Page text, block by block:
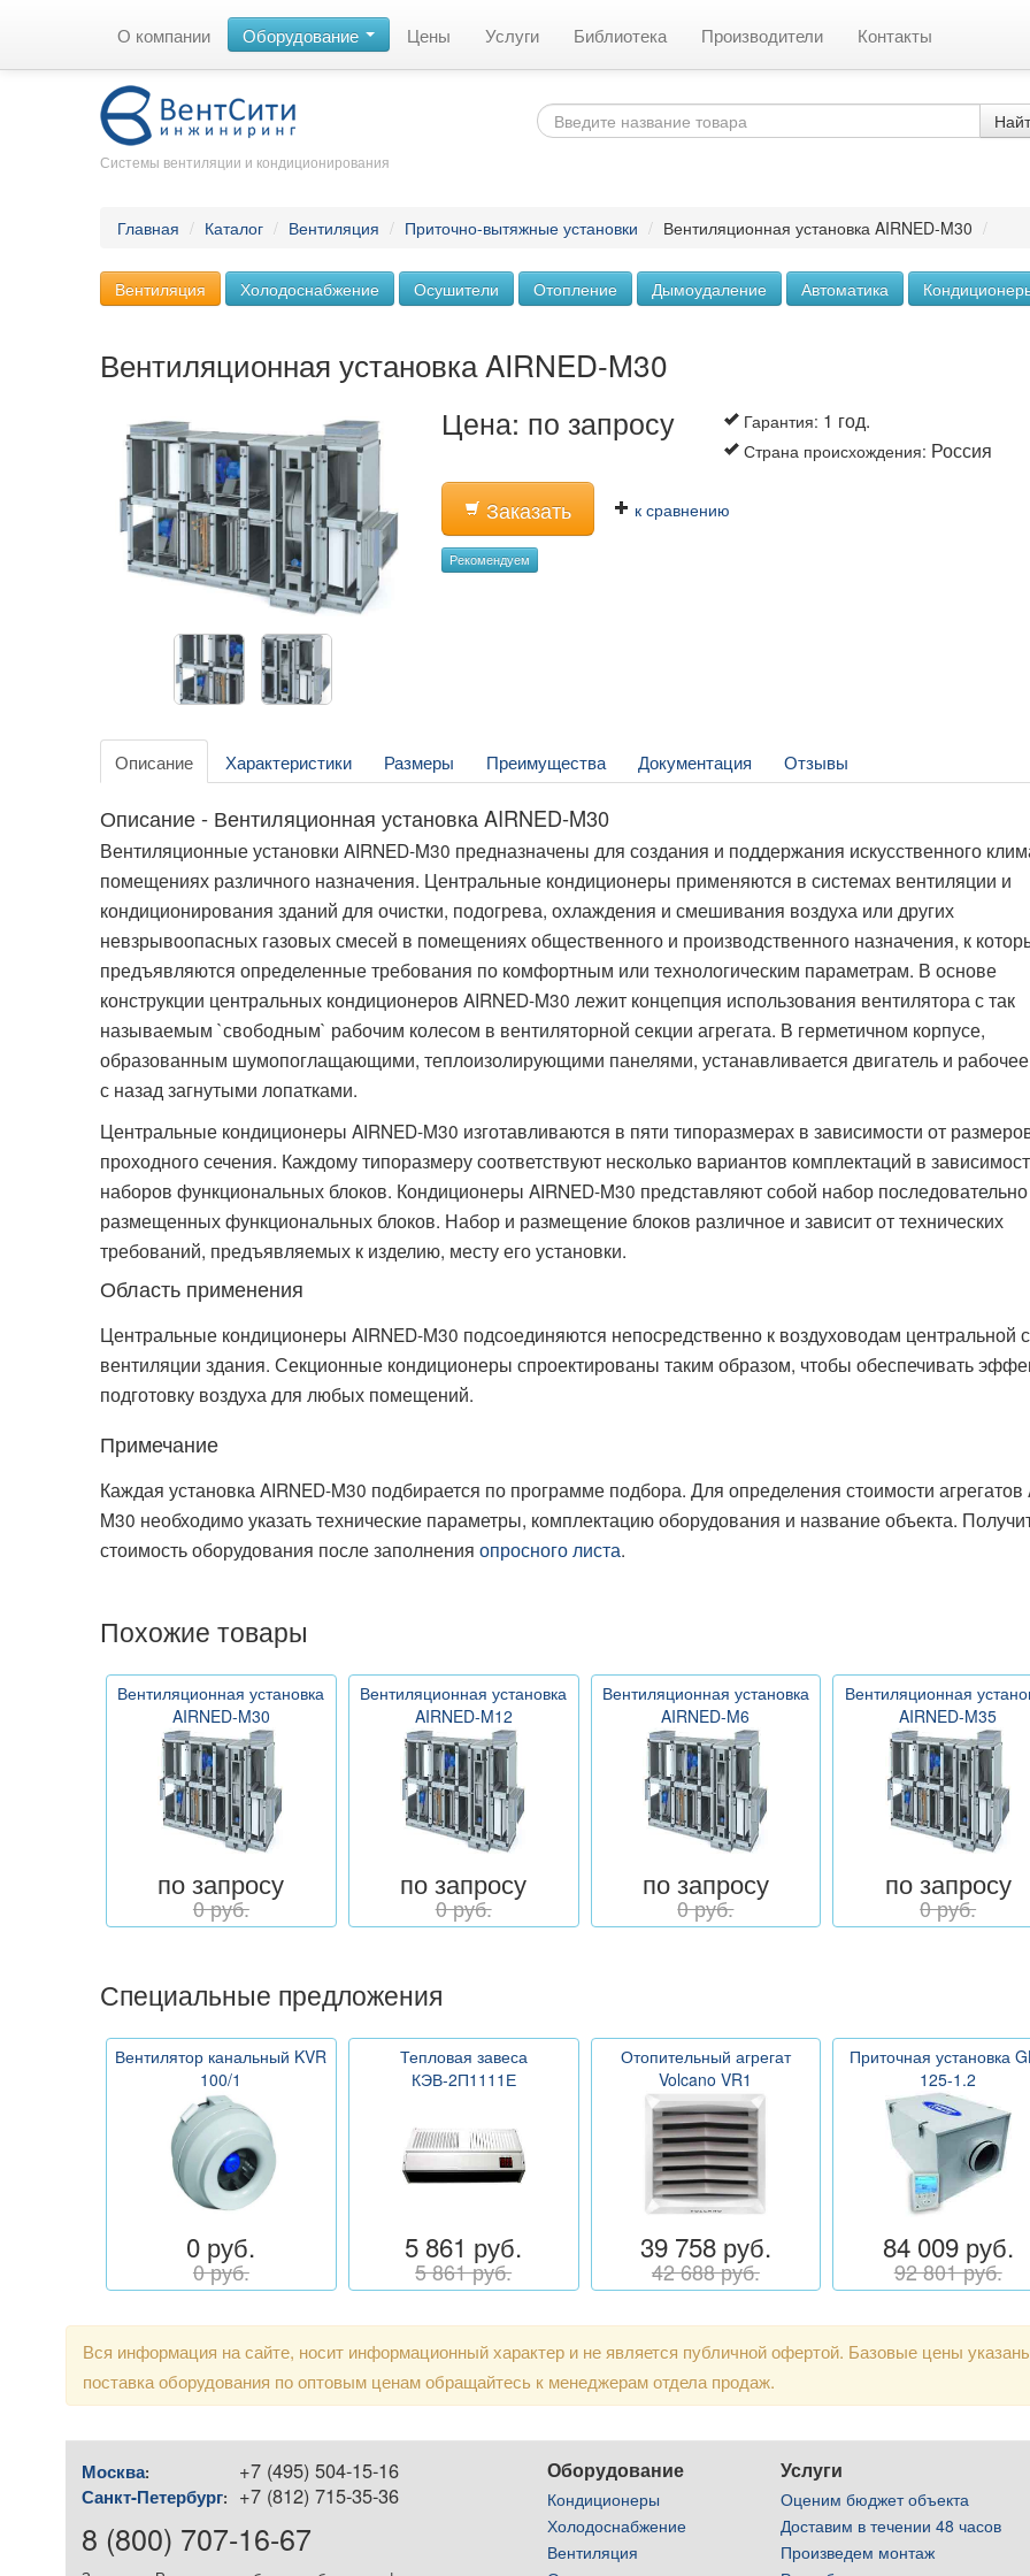
О компании Оборудование Цены Услуги Библиотека Производители Контакты
Системы вентиляции и кондиционирования
Главная / Каталог / Вентиляция / Приточно-вытяжные установки / Вентиляционная установка AIRNED-M30 /
Вентиляция Холодоснабжение Осушители Отопление Дымоудаление Автоматика
Вентиляционная установка AIRNED-M30
Цена: по запросу Гарантия: 1 год.
Страна происхождения: Россия
Заказать к сравнению
Рекомендуем
Описание Характеристики Размеры Преимущества Документация Отзывы
Описание - Вентиляционная установка AIRNED-M30
Вентиляционные установки AIRNED-M30 предназначены для создания и поддержания искусственного
помещениях различного назначения. Центральные кондиционеры применяются в системах вентиляции и
кондиционирования зданий для очистки, подогрева, охлаждения и смешивания воздуха или других
невзрывоопасных газовых смесей в помещениях общественного и производственного назначения, к
предъявляются определенные требования по комфортным или технологическим параметрам. В основе
конструкции центральных кондиционеров AIRNED-M30 лежит концепция использования вентилятора с так
называемым `свободным` рабочим колесом в вентиляторной секции агрегата. В герметичном корпусе,
образованным шумопоглащающими, теплоизолирующими панелями, устанавливается двигатель и
с назад загнутыми лопатками.
Центральные кондиционеры AIRNED-M30 изготавливаются в пяти типоразмерах в зависимости от
проходного сечения. Каждому типоразмеру соответствуют несколько вариантов комплектаций в
наборов функциональных блоков. Кондиционеры AIRNED-M30 представляют собой набор последовательно
размещенных функциональных блоков. Набор и размещение блоков различное и зависит от технических
требований, предъявляемых к изделию, месту его установки.
Область применения
Центральные кондиционеры AIRNED-M30 подсоединяются непосредственно к воздуховодам центральной
вентиляции здания. Секционные кондиционеры спроектированы таким образом, чтобы обеспечивать
подготовку воздуха для любых помещений.
Примечание
Каждая установка AIRNED-M30 подбирается по программе подбора. Для определения стоимости агрегатов
M30 необходимо указать технические параметры, комплектацию оборудования и название объекта.
стоимость оборудования после заполнения опросного листа.
Похожие товары
Вентиляционная установка
AIRNED-M30
по запросу
0 руб.
Вентиляционная установка
AIRNED-M12
по запросу
0 руб.
Вентиляционная установка
AIRNED-M6
по запросу
0 руб.
Вентиляционная
AIRNED-M35
по запросу
0 руб.
Специальные предложения
Вентилятор канальный KVR
100/1
0 руб.
0 руб.
Тепловая завеса
КЭВ-2П1111Е
5 861 руб.
5 861 руб.
Отопительный агрегат
Volcano VR1
39 758 руб.
42 688 руб.
Приточная установка
125-1.2
84 009 руб.
92 801 руб.
Вся информация на сайте, носит информационный характер и не является публичной офертой. Базовые цены
поставка оборудования по оптовым ценам обращайтесь к менеджерам отдела продаж.
Москва: +7 (495) 504-15-16
Санкт-Петербург: +7 (812) 715-35-36
8 (800) 707-16-67
Оборудование
Кондиционеры
Холодоснабжение
Вентиляция
Услуги
Оценим бюджет объекта
Доставим в течении 48 часов
Произведем монтаж